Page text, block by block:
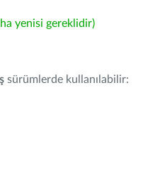
yenisi gereklidir)
sürümlerde kullanılabilir: